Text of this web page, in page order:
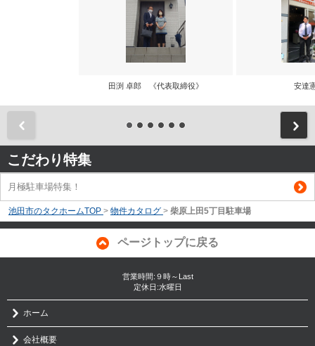
田渕 卓郎 《代表取締役》 安達
こだわり特集
月極駐車場特集！
池田市のタクホームTOP > 物件カタログ > 柴原上田5丁目駐車場
ページトップに戻る
営業時間:９時～Last
定休日:水曜日
ホーム
会社概要